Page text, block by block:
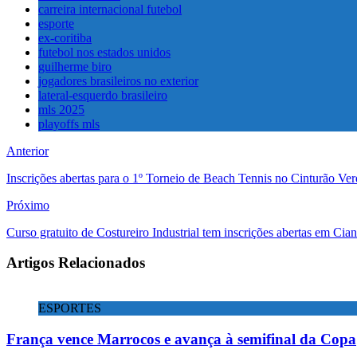
carreira internacional futebol
esporte
ex-coritiba
futebol nos estados unidos
guilherme biro
jogadores brasileiros no exterior
lateral-esquerdo brasileiro
mls 2025
playoffs mls
Anterior
Inscrições abertas para o 1º Torneio de Beach Tennis no Cinturão
Próximo
Curso gratuito de Costureiro Industrial tem inscrições abertas em
Artigos Relacionados
ESPORTES
França vence Marrocos e avança à semifinal da Copa